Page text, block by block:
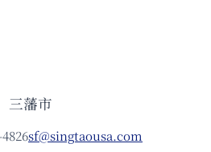
三藩市
sf@singtaousa.com